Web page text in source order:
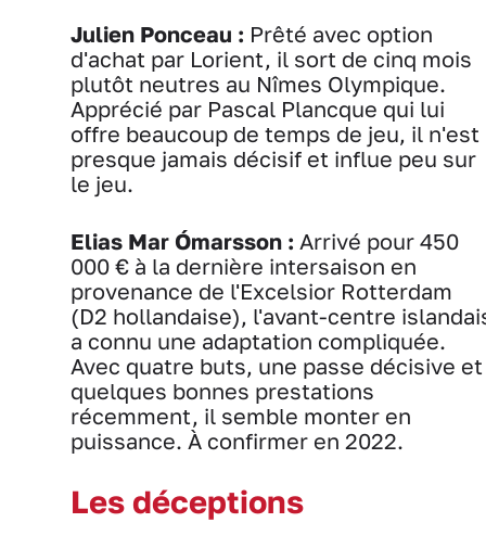
Julien Ponceau : Prêté avec option
d'achat par Lorient, il sort de cinq mois
plutôt neutres au Nîmes Olympique.
Apprécié par Pascal Plancque qui lui
offre beaucoup de temps de jeu, il n'est
presque jamais décisif et influe peu sur
le jeu.
Elias Mar Ómarsson : Arrivé pour 450
000 € à la dernière intersaison en
provenance de l'Excelsior Rotterdam
(D2 hollandaise), l'avant-centre
a connu une adaptation compliquée.
Avec quatre buts, une passe décisive et
quelques bonnes prestations
récemment, il semble monter en
puissance. À confirmer en 2022.
Les déceptions